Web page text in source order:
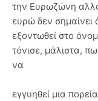
την Ευρωζώνη
ευρώ δεν σημαίνει
εξοντωθεί στο
τόνισε, μάλιστα,
να
εγγυηθεί μια